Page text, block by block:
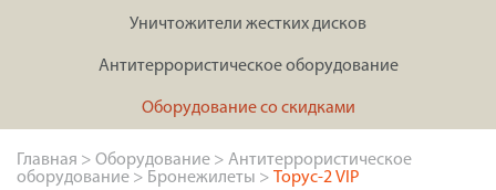
Уничтожители жестких дисков
Антитеррористическое оборудование
Оборудование со скидками
Главная > Оборудование > Антитеррористическое
оборудование > Бронежилеты > Торус-2 VIP